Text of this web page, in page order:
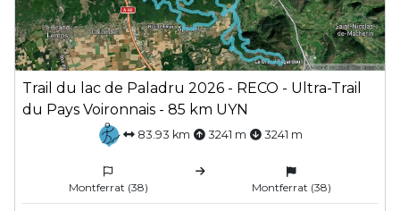
Trail du lac de Paladru 2026 - RECO - Ultra-Trail
du Pays Voironnais - 85 km UYN
83.93 km 3241 m 3241 m
Montferrat (38) Montferrat (38)